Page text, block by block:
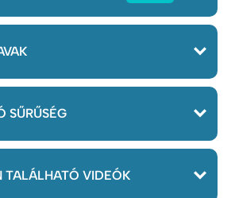
SŰRŰSÉG
TALÁLHATÓ VIDEÓK